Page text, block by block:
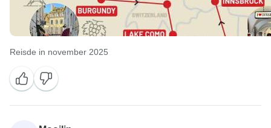
Reisde in november 2025